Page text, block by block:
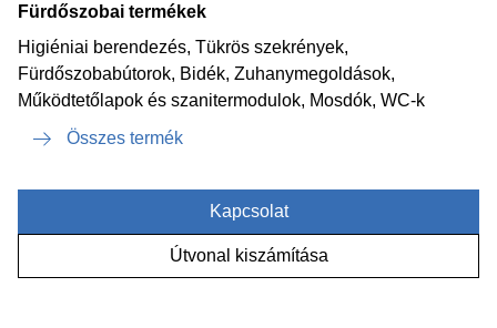
Fürdőszobai termékek
Higiéniai berendezés, Tükrös szekrények,
Fürdőszobabútorok, Bidék, Zuhanymegoldások,
Működtetőlapok és szanitermodulok, Mosdók, WC-k
Összes termék
Kapcsolat
Útvonal kiszámítása